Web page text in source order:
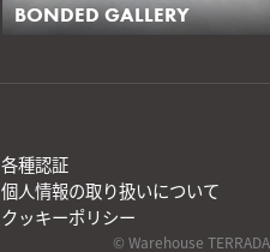
BONDED GALLERY
各種認証
個人情報の取り扱いについて
クッキーポリシー
© Warehouse TERRADA